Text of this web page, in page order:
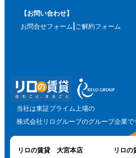
【お問い合わせ】
お問合せフォーム ご解約フォーム
当社は東証プライム上場の
株式会社リログループのグループ企業で
リロの賃貸 大宮本店 リロ